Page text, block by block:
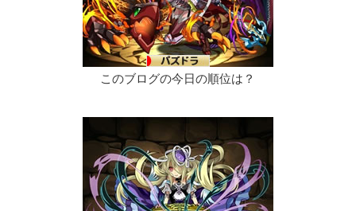
このブログの今日の順位は？